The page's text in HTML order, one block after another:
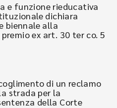
e funzione rieducativa
dichiara
biennale alla
ex art. 30 ter co. 5
di un reclamo
strada per la
della Corte